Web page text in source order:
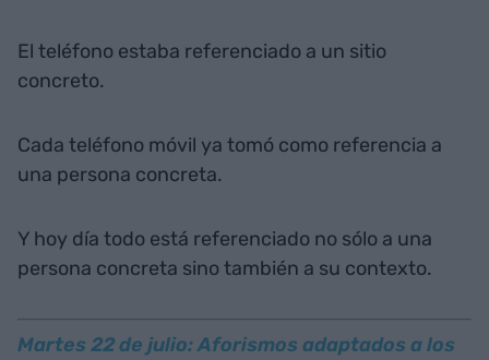
El teléfono estaba referenciado a un sitio
concreto.
Cada teléfono móvil ya tomó como referencia a
una persona concreta.
Y hoy día todo está referenciado no sólo a una
persona concreta sino también a su contexto.
Martes 22 de julio: Aforismos adaptados a los